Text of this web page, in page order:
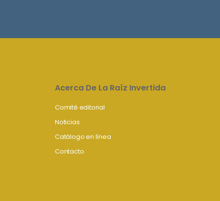
Acerca De La Raíz Invertida
Comité editorial
Noticias
Catálogo en línea
Contacto